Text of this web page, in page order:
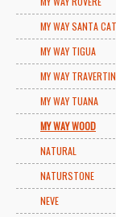
MY WAY SANTA
MY WAY TIGUA
MY WAY
MY WAY TUANA
MY WAY WOOD
NATURAL
NATURSTONE
NEVE